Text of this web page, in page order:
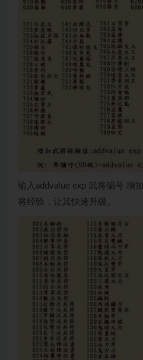
输入addvalue exp 武将编号 增
将经验，让其快速升级。